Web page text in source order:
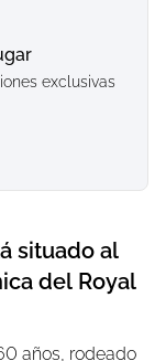
exclusivas
situado al
del Royal
años, rodeado